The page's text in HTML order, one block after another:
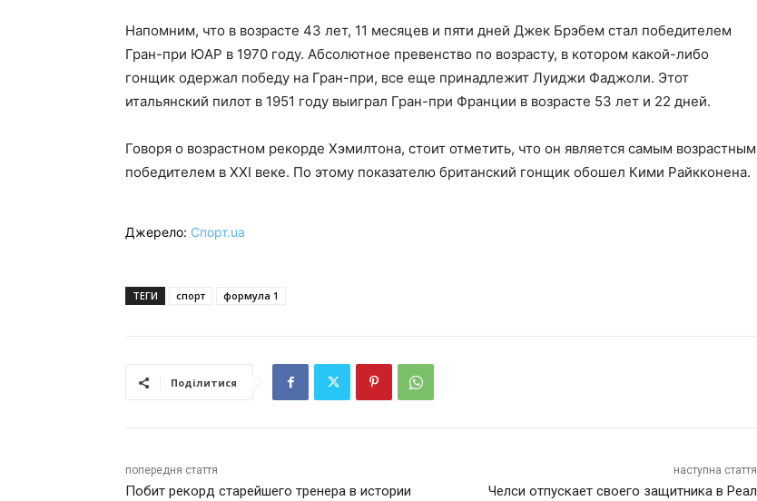
Напомним, что в возрасте 43 лет, 11 месяцев и пяти дней Джек Брэбем стал победителем
Гран-при ЮАР в 1970 году. Абсолютное превенство по возрасту, в котором какой-либо
гонщик одержал победу на Гран-при, все еще принадлежит Луиджи Фаджоли. Этот
итальянский пилот в 1951 году выиграл Гран-при Франции в возрасте 53 лет и 22 дней.
Говоря о возрастном рекорде Хэмилтона, стоит отметить, что он является самым возрастным
победителем в XXI веке. По этому показателю британский гонщик обошел Кими Райкконена.
Джерело: Спорт.ua
ТЕГИ спорт формула 1
Поділитися
попередня стаття
Побит рекорд старейшего тренера в истории
наступна стаття
Челси отпускает своего защитника в Реал